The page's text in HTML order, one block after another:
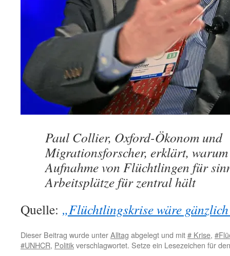
Paul Collier, Oxford-Ökonom und
Migrationsforscher, erklärt,
Aufnahme von Flüchtlingen für
Arbeitsplätze für zentral hält
Quelle: „Flüchtlingskrise wäre
Dieser Beitrag wurde unterAlltag abgelegt und mit# Krise,
#UNHCR, Politikverschlagwortet. Setze ein Lesezeichen für